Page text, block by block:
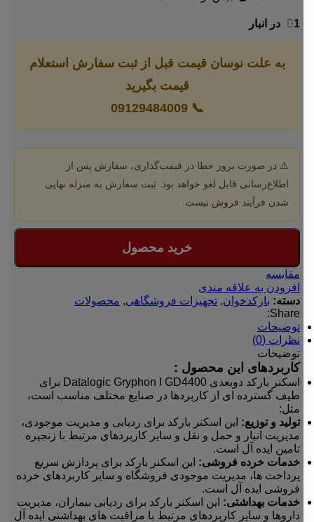
1 در انبار
به علت نوسان قیمت قبل از ثبت سفارش استعلام
قیمت بگیرید
📞
09129484009
⚠️ در صورت بروز خطا در قیمت‌گذاری، سفارش پس از
اطلاع‌رسانی قابل لغو خواهد بود. ثبت سفارش به منزله نهایی
شدن فرآیند فروش نیست.
خرید محصول
مقایسه
افزودن به علاقه مندی
دسته: بارکدخوان, تجهیزات فروشگاهی, محصولات
Share:
توضیحات
نظرات (0)
توضیحات
کاربردهای این محصول :
اسکنر بارکد دوبعدی Datalogic Gryphon I GD4400 برای
طیف گسترده ای از کاربردها در صنایع مختلف مناسب است،
مثل:
تولید و توزیع: این اسکنر بارکد برای ردیابی و مدیریت موجودی،
مدیریت انبار و حمل و نقل و سایر کاربردهای مرتبط با زنجیره
تامین ایده آل است.
خدمات خرده فروشی: این اسکنر بارکد برای پردازش سریع
پرداخت ها، مدیریت موجودی فروشگاه و سایر کاربردهای خرده
فروشی ایده آل است.
خدمات بهداشتی: این اسکنر بارکد برای ردیابی بیماران، مدیریت
داروها و سایر کاربردهای مرتبط با مراقبت های بهداشتی ایده آل